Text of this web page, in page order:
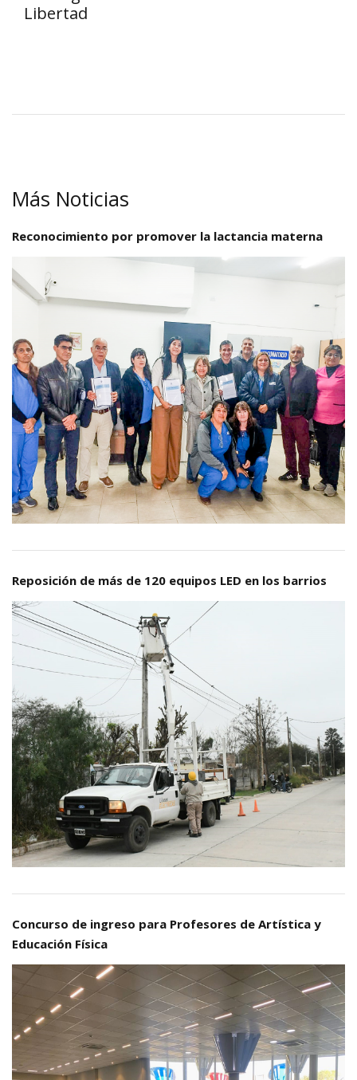
Libertad
Más Noticias
Reconocimiento por promover la lactancia materna
Reposición de más de 120 equipos LED en los barrios
Concurso de ingreso para Profesores de Artística y
Educación Física